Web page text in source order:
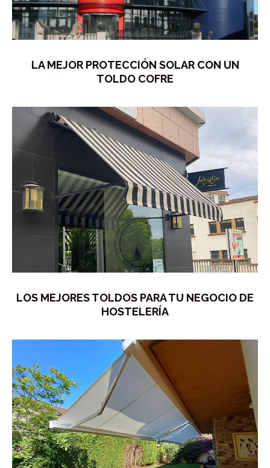
LA MEJOR PROTECCIÓN SOLAR CON UN
TOLDO COFRE
LOS MEJORES TOLDOS PARA TU NEGOCIO DE
HOSTELERÍA